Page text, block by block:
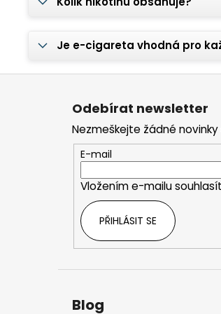
Je e-cigareta vhodná pro
Z
Odebírat newsletter
Nezmeškejte žádné
E-mail
Vložením e-mailu
PŘIHLÁSIT SE
Blog